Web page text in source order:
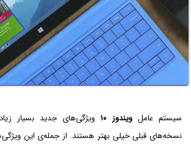
سیستم عامل ویندوز ۱۰
ویژگی‌های جدید بسیار
نسخه‌های قبلی خیلی بهتر هستند. از جمله‌ی این